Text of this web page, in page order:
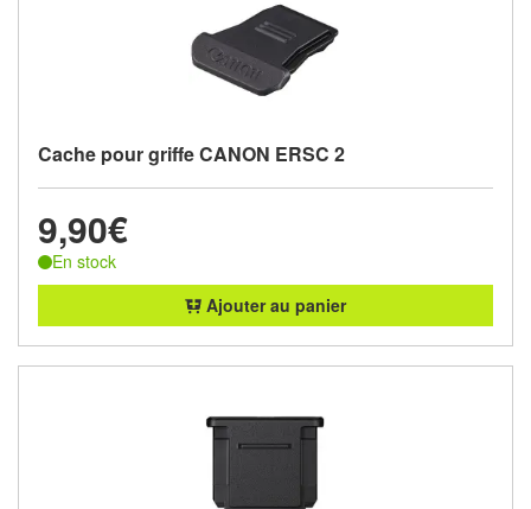
Cache pour griffe CANON ERSC 2
9,90€
En stock
Ajouter au panier